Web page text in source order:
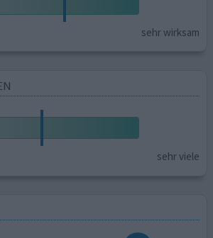
sehr wirksam
sehr viele